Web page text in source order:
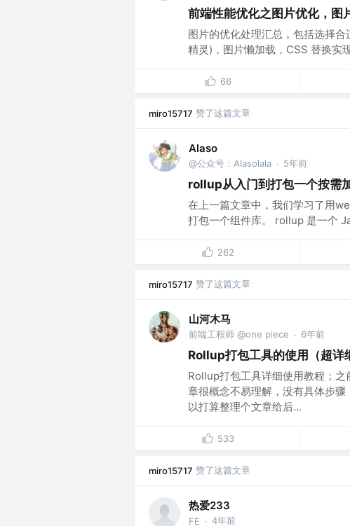
前端性能优化之图片优化，图
图片的优化处理汇总，包括选择
精灵)，图片懒加载，CSS 替换
66
miro15717 赞了这篇文章
Alaso
@公众号：Alasolala · 5年前
rollup从入门到打包一个按需
在上一篇文章中，我们学习了用
打包一个组件库。 rollup 是一个
262
miro15717 赞了这篇文章
山河木马
前端工程师 @one piece · 6年前
Rollup打包工具的使用（超详
Rollup打包工具详细使用教程；
章很概念不易理解，没有具体步
以打算整理个文章给后...
533
miro15717 赞了这篇文章
热爱233
FE · 4年前